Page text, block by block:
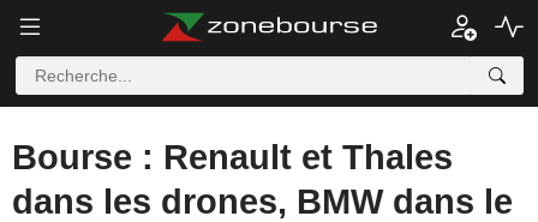
Bourse : Renault et Thales
dans les drones, BMW dans le